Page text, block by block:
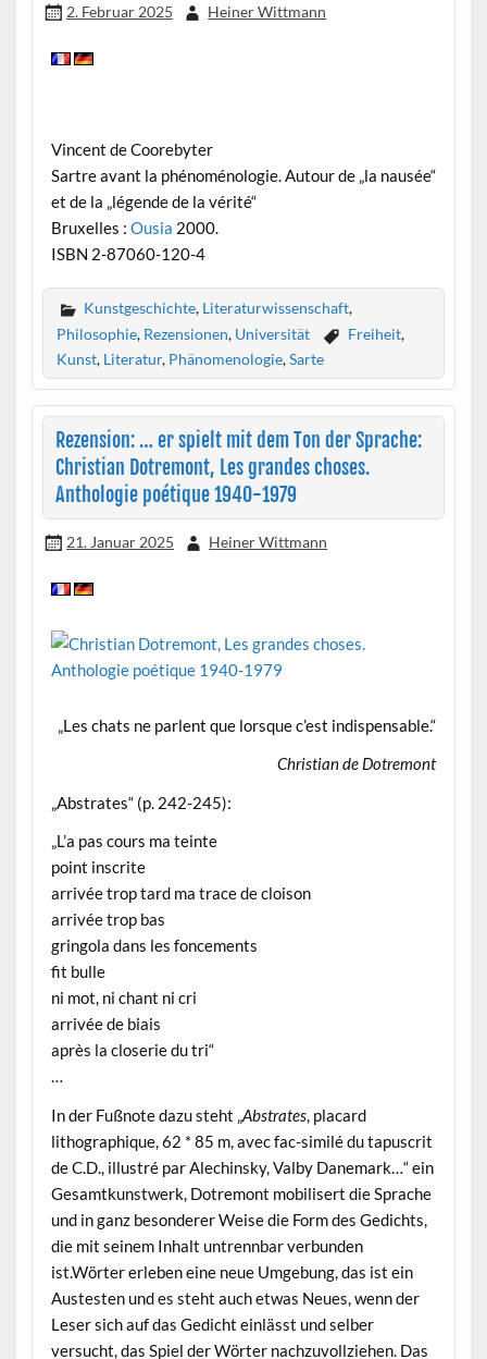
2. Februar 2025 Heiner Wittmann
Vincent de Coorebyter
Sartre avant la phénoménologie. Autour de „la nausée“
et de la „légende de la vérité“
Bruxelles : Ousia 2000.
ISBN 2-87060-120-4
Kunstgeschichte, Literaturwissenschaft,
Philosophie, Rezensionen, Universität Freiheit,
Kunst, Literatur, Phänomenologie,Sarte
Rezension: … er spielt mit dem Ton der Sprache:
Christian Dotremont, Les grandes choses.
Anthologie poétique 1940-1979
21. Januar 2025 Heiner Wittmann
„Les chats ne parlent que lorsque c’est indispensable.“
Christian de Dotremont
„Abstrates“ (p. 242-245):
„L’a pas cours ma teinte
point inscrite
arrivée trop tard ma trace de cloison
arrivée trop bas
gringola dans les foncements
fit bulle
ni mot, ni chant ni cri
arrivée de biais
après la closerie du tri“
…
In der Fußnote dazu steht „ Abstrates, placard
lithographique, 62 * 85 m, avec fac-similé du tapuscrit
de C.D., illustré par Alechinsky, Valby Danemark…“ ein
Gesamtkunstwerk, Dotremont mobilisert die Sprache
und in ganz besonderer Weise die Form des Gedichts,
die mit seinem Inhalt untrennbar verbunden
ist.Wörter erleben eine neue Umgebung, das ist ein
Austesten und es steht auch etwas Neues, wenn der
Leser sich auf das Gedicht einlässt und selber
versucht, das Spiel der Wörter nachzuvollziehen. Das